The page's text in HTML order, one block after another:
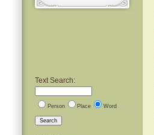
Text Search:
Person Place Word
Search